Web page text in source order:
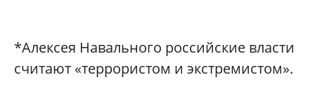
*Алексея Навального российские власти
считают «террористом и экстремистом»‎.